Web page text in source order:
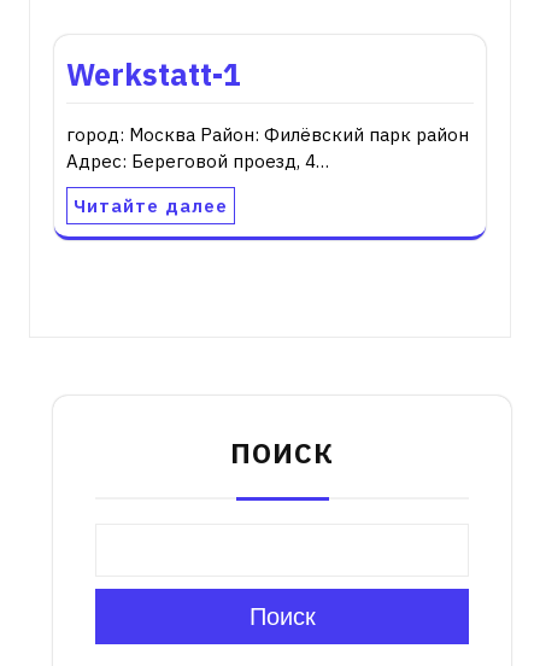
Werkstatt-1
город: Москва Район: Филёвский парк район
Адрес: Береговой проезд, 4…
Читайте далее
ПОИСК
Поиск